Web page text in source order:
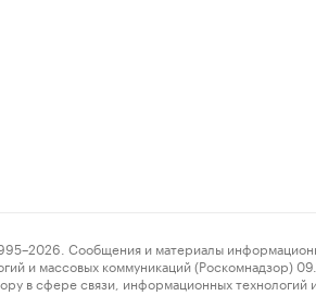
Сообщения и материалы
и массовых коммуникаций (Роскомнадзор)
в сфере связи, информационных